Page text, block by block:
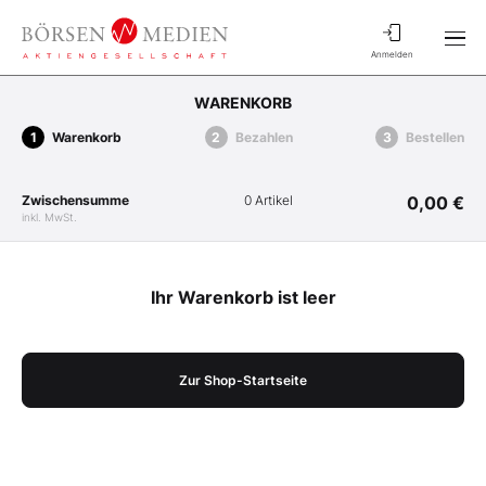
Anmelden
WARENKORB
Warenkorb Bezahlen Bestellen
Zwischensumme
inkl. MwSt.
0 Artikel 0,00 €
Ihr Warenkorb ist leer
Zur Shop-Startseite